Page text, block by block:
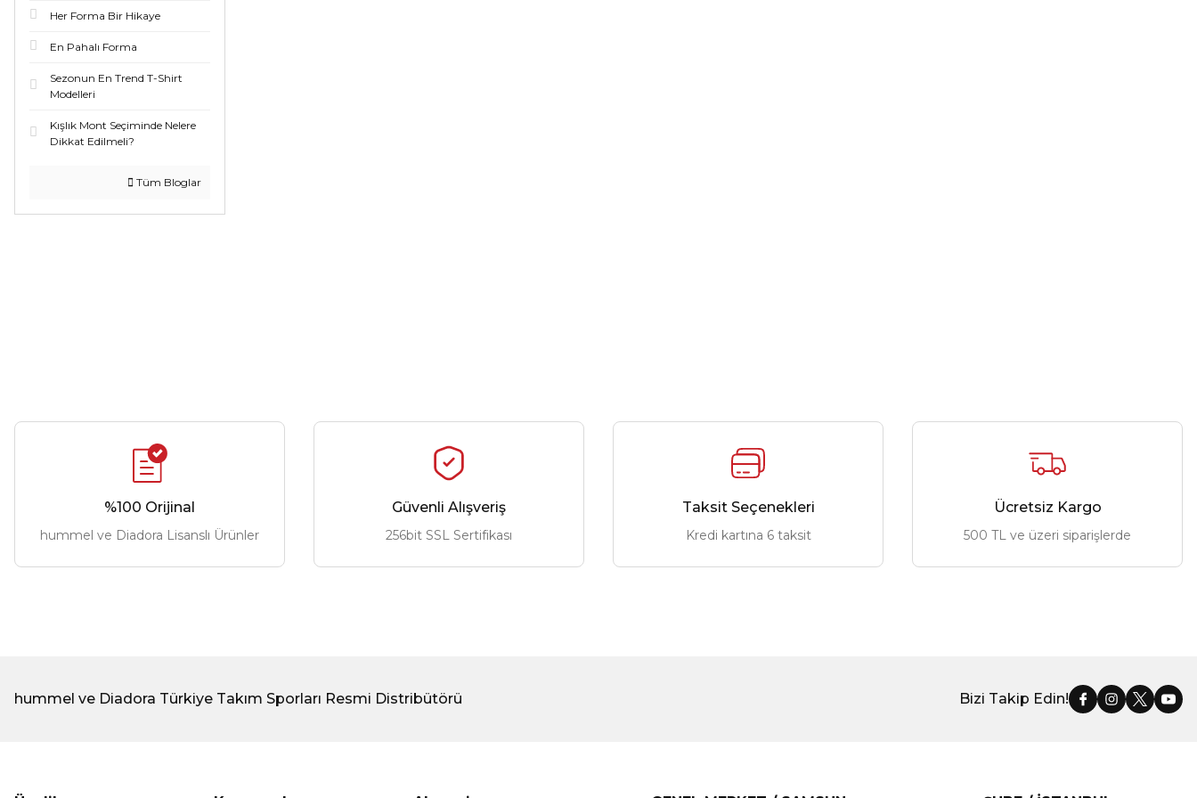
Her Forma Bir Hikaye
En Pahalı Forma
Sezonun En Trend T-Shirt
Modelleri
Kışlık Mont Seçiminde Nelere
Dikkat Edilmeli?
Tüm Bloglar
%100 Orijinal
hummel ve Diadora Lisanslı Ürünler
Güvenli Alışveriş
256bit SSL Sertifikası
Taksit Seçenekleri
Kredi kartına 6 taksit
Ücretsiz Kargo
500 TL ve üzeri siparişlerde
hummel ve Diadora Türkiye Takım Sporları Resmi Distribütörü Bizi Takip Edin!